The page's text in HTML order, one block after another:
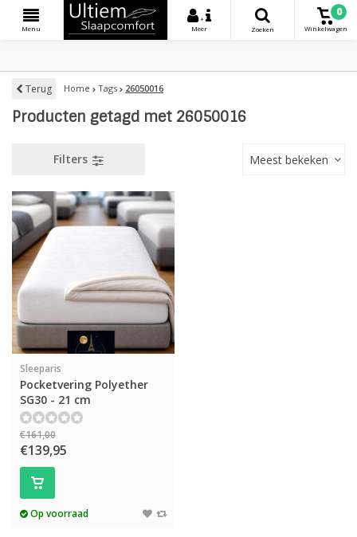
Menu
+
Meer
Zoeken
0
Winkelwagen
Terug Home Tags 26050016
Producten getagd met 26050016
Filters Meest bekeken
Sleeparis
Pocketvering Polyether
SG30 - 21 cm
€161,00
€139,95
Op voorraad